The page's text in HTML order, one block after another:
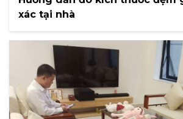
xác tại nhà